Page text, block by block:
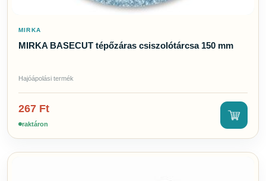
MIRKA
MIRKA BASECUT tépőzáras csiszolótárcsa 150 mm
Hajóápolási termék
267 Ft
raktáron